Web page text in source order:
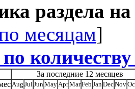
раздела
месяцам]
За последние 12 месяцев
Aug Jul Jun May AprMarFeb Jan DecNov